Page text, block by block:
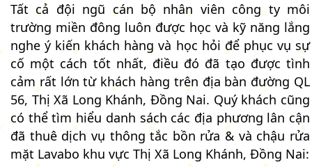
Tất cả đội ngũ cán bộ nhân viên công ty môi
trường miền đông luôn được học và kỹ năng lắng
nghe ý kiến khách hàng và học hỏi để phục vụ sự
cố một cách tốt nhất, điều đó đã tạo được tình
cảm rất lớn từ khách hàng trên địa bàn đường QL
56, Thị Xã Long Khánh, Đồng Nai. Quý khách cũng
có thể tìm hiểu danh sách các địa phương lân cận
đã thuê dịch vụ thông tắc bồn rửa & và chậu rửa
mặt Lavabo khu vực Thị Xã Long Khánh, Đồng Nai: